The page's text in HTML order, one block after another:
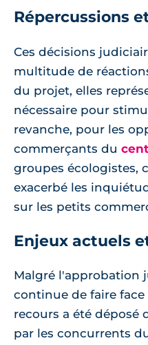
Répercussions
Ces décisions
multitude de
du projet, elles
nécessaire pour
revanche, pour les
commerçants du
groupes écologistes,
exacerbé les
sur les petits
Enjeux actuels
Malgré l'approbation
continue de faire
recours a été déposé
par les concurrents